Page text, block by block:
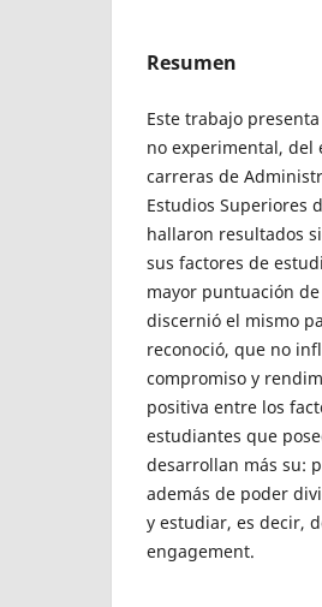
Resumen
Este trabajo
no experimental, del
carreras de
Estudios Superiores
hallaron resultados
sus factores de
mayor puntuación
discernió el mismo
reconoció, que no
compromiso y
positiva entre los
estudiantes que
desarrollan más su:
además de poder
y estudiar, es decir,
engagement.